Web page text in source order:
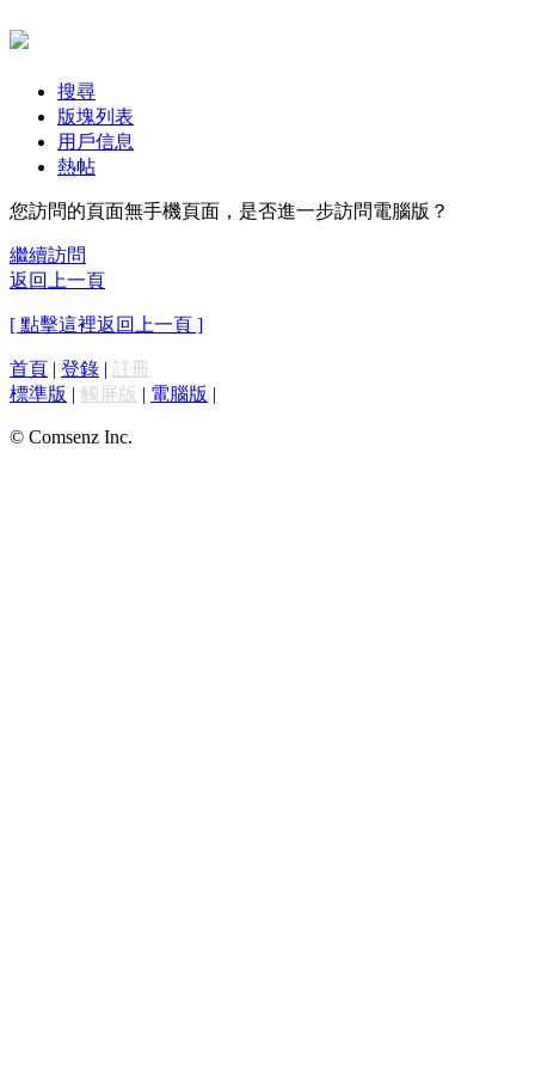
搜尋
版塊列表
用戶信息
熱帖
您訪問的頁面無手機頁面，是否進一步訪問電腦版？
繼續訪問
返回上一頁
[ 點擊這裡返回上一頁 ]
首頁 | 登錄 | 註冊
標準版 | 觸屏版 | 電腦版 |
© Comsenz Inc.